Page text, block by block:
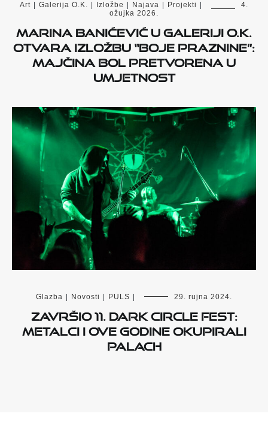
Art Galerija O.K. Izložbe Najava Projekti
4.
ožujka 2026.
Marina Banićević u Galeriji O.K.
otvara izložbu “Boje praznine”:
Majčina bol pretvorena u
umjetnost
Glazba Novosti PULS 29. rujna 2024.
Završio 11. Dark Circle Fest:
metalci i ove godine okupirali
Palach